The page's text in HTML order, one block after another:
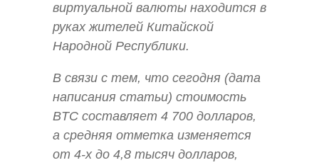
виртуальной валюты находится в
руках жителей Китайской
Народной Республики.
В связи с тем, что сегодня (дата
написания статьи) стоимость
BTC составляет 4 700 долларов,
а средняя отметка изменяется
от 4-х до 4,8 тысяч долларов,